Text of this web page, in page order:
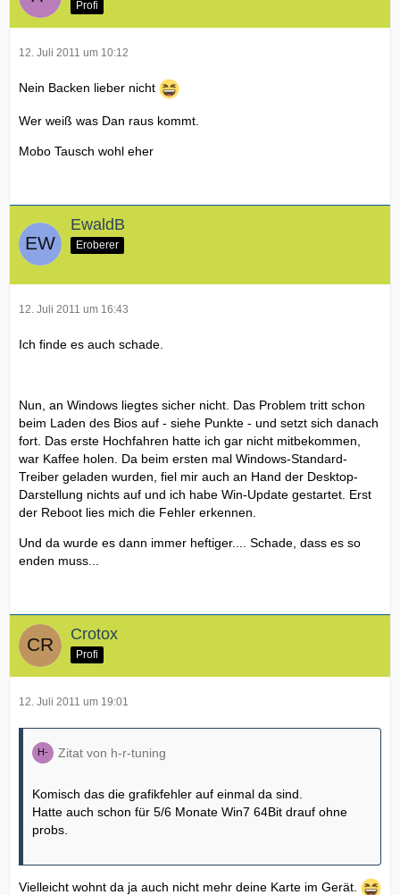
Profi
12. Juli 2011 um 10:12
Nein Backen lieber nicht
Wer weiß was Dan raus kommt.
Mobo Tausch wohl eher
EwaldB
Eroberer
12. Juli 2011 um 16:43
Ich finde es auch schade.
Nun, an Windows liegtes sicher nicht. Das Problem tritt schon
beim Laden des Bios auf - siehe Punkte - und setzt sich danach
fort. Das erste Hochfahren hatte ich gar nicht mitbekommen,
war Kaffee holen. Da beim ersten mal Windows-Standard-
Treiber geladen wurden, fiel mir auch an Hand der Desktop-
Darstellung nichts auf und ich habe Win-Update gestartet. Erst
der Reboot lies mich die Fehler erkennen.
Und da wurde es dann immer heftiger.... Schade, dass es so
enden muss...
Crotox
Profi
12. Juli 2011 um 19:01
Zitat von h-r-tuning
Komisch das die grafikfehler auf einmal da sind.
Hatte auch schon für 5/6 Monate Win7 64Bit drauf ohne
probs.
Vielleicht wohnt da ja auch nicht mehr deine Karte im Gerät.